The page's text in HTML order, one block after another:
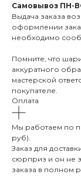
Самовывоз ПН-
Выдача заказа
оформлении
необходимо
Помните, что
аккуратного
мастерской
покупателе.
Оплата
Мы работаем по
руб).
Заказ для
сюрприз и он не
заказа в полном